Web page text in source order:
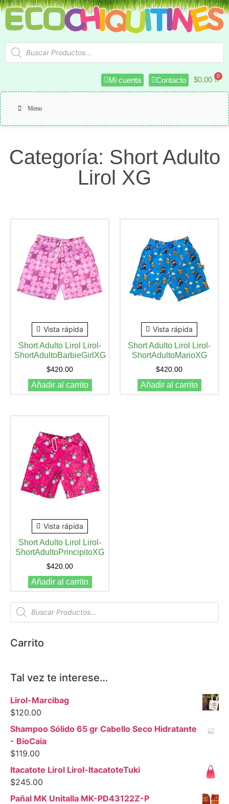
Mi cuenta Contacto $0.00
Menu
Categoría: Short Adulto
Lirol XG
Vista rápida
Short Adulto Lirol Lirol-
ShortAdultoBarbieGirlXG
$420.00
Añadir al carrito
Vista rápida
Short Adulto Lirol Lirol-
ShortAdultoMarioXG
$420.00
Añadir al carrito
Vista rápida
Short Adulto Lirol Lirol-
ShortAdultoPrincipitoXG
$420.00
Añadir al carrito
Carrito
Tal vez te interese…
Lirol-Marcibag
$120.00
Shampoo Sólido 65 gr Cabello Seco Hidratante
- BioCaia
$119.00
Itacatote Lirol Lirol-ItacatoteTuki
$245.00
Pañal MK Unitalla MK-PD43122Z-P